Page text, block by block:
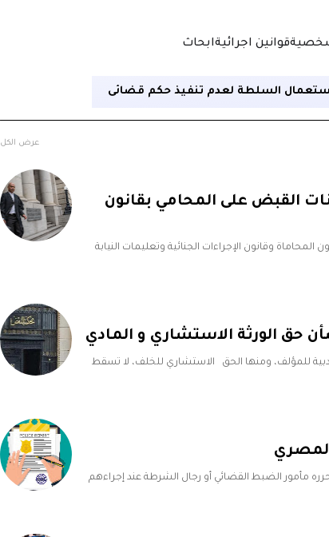
قوانين اجرائيةابحاث
السلطة لعدم تنفيذ حكم قضائى
عرض الكل
القبض على المحامي بقانون
وقانون الإجراءات الجنائية وتعليمات النيابة
حق الورثة الاستشاري و المادي
للمؤلف، ومنها الحق الاستشاري للخلف، لا تسقط
مأمور الضبط القضائي أو رجال الشرطة عند إجراءهم